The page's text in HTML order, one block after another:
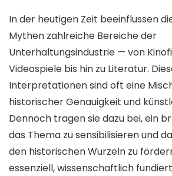
In der heutigen Zeit beeinflussen
Mythen zahlreiche Bereiche der
Unterhaltungsindustrie — von
Videospiele bis hin zu Literatur.
Interpretationen sind oft eine
historischer Genauigkeit und
Dennoch tragen sie dazu bei, ein
das Thema zu sensibilisieren und
den historischen Wurzeln zu
essenziell, wissenschaftlich